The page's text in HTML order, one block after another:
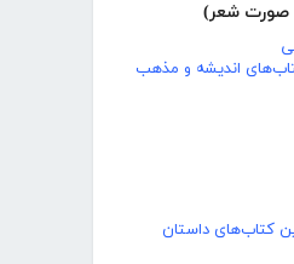
صورت شعر)
اندیشه و مذهب
کتاب‌های داستان